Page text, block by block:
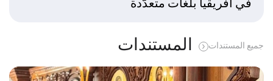
في أفريقيا بلغات متعدّدة
المستندات جميع المستندات